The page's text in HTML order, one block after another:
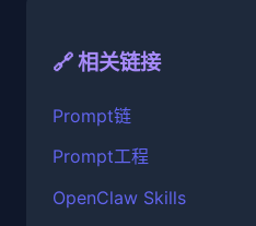
🔗 相关链接
Prompt链
Prompt工程
OpenClaw Skills